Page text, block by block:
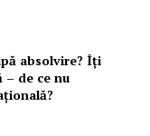
absolvire? Îți
– de ce nu